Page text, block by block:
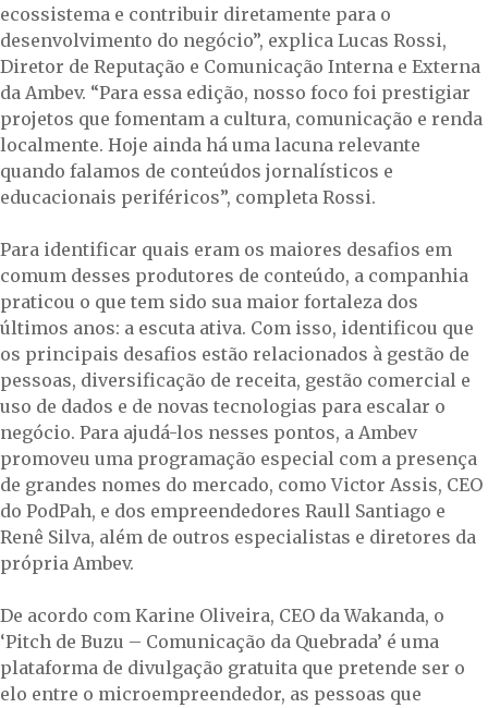
ecossistema e contribuir diretamente para o
desenvolvimento do negócio”, explica Lucas Rossi,
Diretor de Reputação e Comunicação Interna e Externa
da Ambev. “Para essa edição, nosso foco foi prestigiar
projetos que fomentam a cultura, comunicação e renda
localmente. Hoje ainda há uma lacuna relevante
quando falamos de conteúdos jornalísticos e
educacionais periféricos”, completa Rossi.
Para identificar quais eram os maiores desafios em
comum desses produtores de conteúdo, a companhia
praticou o que tem sido sua maior fortaleza dos
últimos anos: a escuta ativa. Com isso, identificou que
os principais desafios estão relacionados à gestão de
pessoas, diversificação de receita, gestão comercial e
uso de dados e de novas tecnologias para escalar o
negócio. Para ajudá-los nesses pontos, a Ambev
promoveu uma programação especial com a presença
de grandes nomes do mercado, como Victor Assis, CEO
do PodPah, e dos empreendedores Raull Santiago e
Renê Silva, além de outros especialistas e diretores da
própria Ambev.
De acordo com Karine Oliveira, CEO da Wakanda, o
‘Pitch de Buzu – Comunicação da Quebrada’ é uma
plataforma de divulgação gratuita que pretende ser o
elo entre o microempreendedor, as pessoas que